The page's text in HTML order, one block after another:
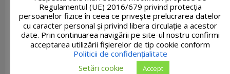
Regulamentul (UE) 2016/679 privind protecția
persoanelor fizice în ceea ce privește prelucrarea datelor
cu caracter personal și privind libera circulație a acestor
date. Prin continuarea navigării pe site-ul nostru confirmi
acceptarea utilizării fişierelor de tip cookie conform
Politicii de confidențialitate
Setări cookie
Accept